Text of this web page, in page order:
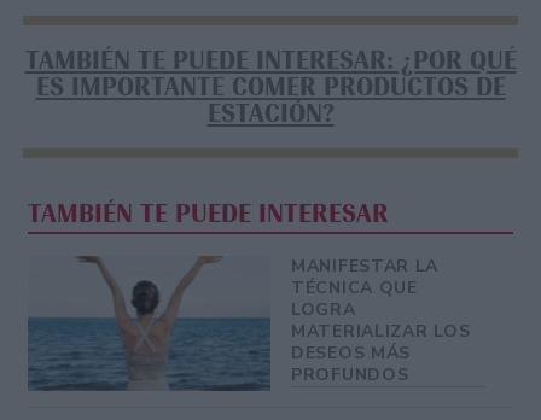
TAMBIÉN TE PUEDE INTERESAR: ¿POR QUÉ
ES IMPORTANTE COMER PRODUCTOS DE
ESTACIÓN?
TAMBIÉN TE PUEDE INTERESAR
MANIFESTAR LA
TÉCNICA QUE
LOGRA
MATERIALIZAR LOS
DESEOS MÁS
PROFUNDOS